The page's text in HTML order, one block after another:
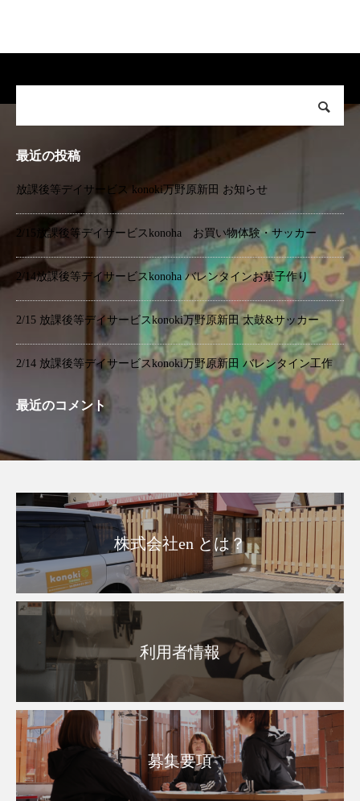
最近の投稿
放課後等デイサービス konoki万野原新田 お知らせ
2/15放課後等デイサービスkonoha お買い物体験・サッカー
2/14放課後等デイサービスkonoha バレンタインお菓子作り
2/15 放課後等デイサービスkonoki万野原新田 太鼓&サッカー
2/14 放課後等デイサービスkonoki万野原新田 バレンタイン工作
最近のコメント
株式会社en とは？
利用者情報
募集要項